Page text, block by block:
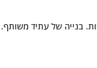
בנייה של עתיד משותף.